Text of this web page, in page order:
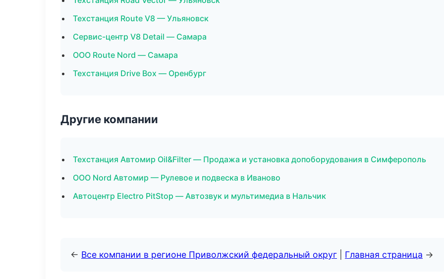
Техстанция Route V8 — Ульяновск
Сервис-центр V8 Detail — Самара
ООО Route Nord — Самара
Техстанция Drive Box — Оренбург
Другие компании
Техстанция Автомир Oil&Filter — Продажа и установка допоборудования в Симферополь
ООО Nord Автомир — Рулевое и подвеска в Иваново
Автоцентр Electro PitStop — Автозвук и мультимедиа в Нальчик
← Все компании в регионе Приволжский федеральный округ Главная страница →